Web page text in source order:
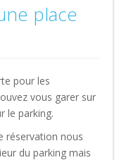
place
pour les
vous garer sur
le parking.
réservation nous
du parking mais